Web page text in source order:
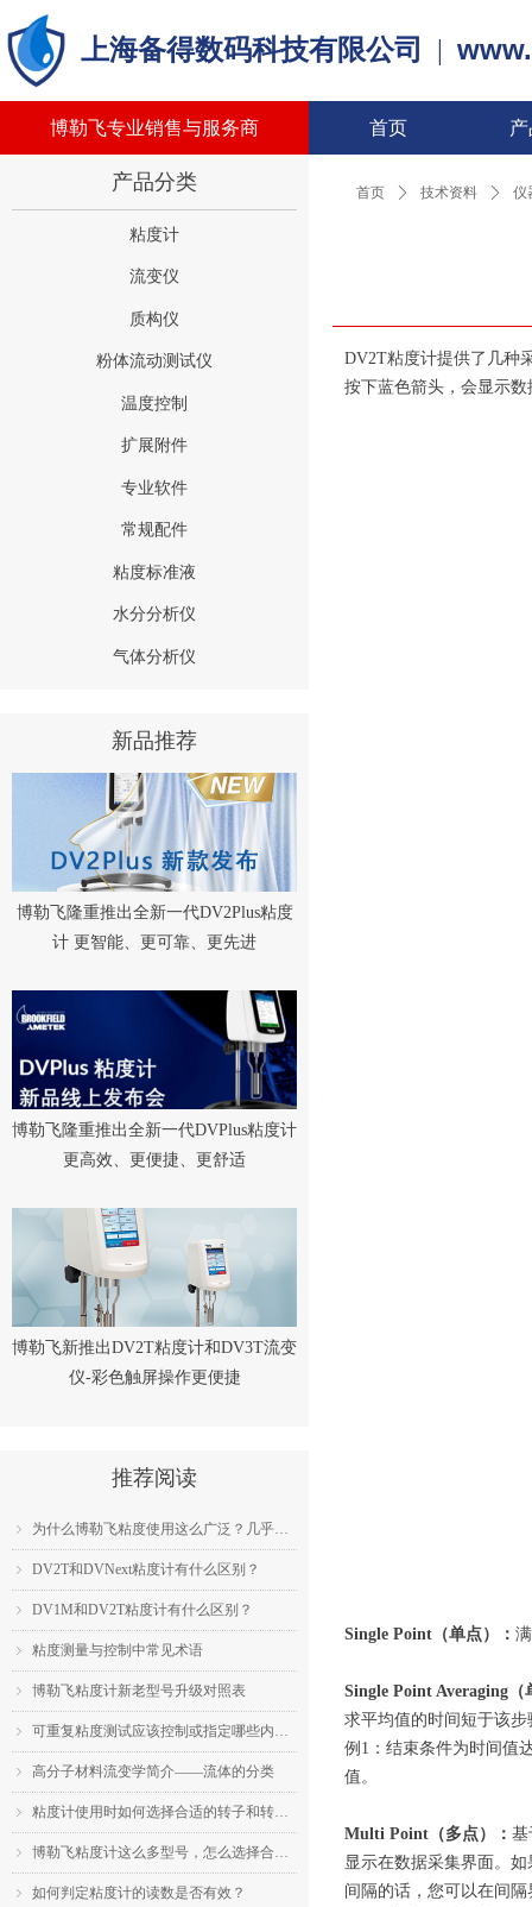
上海备得数码科技有限公司 |
首页
博勒飞专业销售与服务商
首页 ꄲ 技术资料 ꄲ 仪
DV2T粘度计提供了几种
按下蓝色箭头，会显示
Single Point（单点）：
Single Point Averaging（
求平均值的时间短于该
例1：结束条件为时间值
值。
Multi Point（多点）： 基
显示在数据采集界面。
间隔的话，您可以在间隔
粘度计
流变仪
质构仪
粉体流动测试仪
温度控制
扩展附件
专业软件
常规配件
粘度标准液
水分分析仪
气体分析仪
产品分类
ꁇ 为什么博勒飞粘度使用这么广泛？几乎成为了行业标准？
ꁇ DV2T和DVNext粘度计有什么区别？
ꁇ DV1M和DV2T粘度计有什么区别？
ꁇ 粘度测量与控制中常见术语
ꁇ 博勒飞粘度计新老型号升级对照表
ꁇ 可重复粘度测试应该控制或指定哪些内容？
ꁇ 高分子材料流变学简介——流体的分类
ꁇ 粘度计使用时如何选择合适的转子和转速？
ꁇ 博勒飞粘度计这么多型号，怎么选择合适的机型？
ꁇ 如何判定粘度计的读数是否有效？
推荐阅读
新品推荐
博勒飞隆重推出全新一代DV2Plus粘度
计 更智能、更可靠、更先进
博勒飞隆重推出全新一代DVPlus粘度计
更高效、更便捷、更舒适
博勒飞新推出DV2T粘度计和DV3T流变
仪-彩色触屏操作更便捷